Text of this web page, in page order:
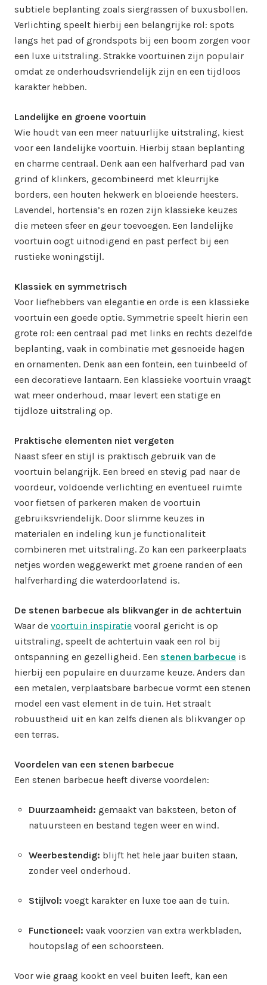
subtiele beplanting zoals siergrassen of buxusbollen.
Verlichting speelt hierbij een belangrijke rol: spots
langs het pad of grondspots bij een boom zorgen voor
een luxe uitstraling. Strakke voortuinen zijn populair
omdat ze onderhoudsvriendelijk zijn en een tijdloos
karakter hebben.
Landelijke en groene voortuin
Wie houdt van een meer natuurlijke uitstraling, kiest
voor een landelijke voortuin. Hierbij staan beplanting
en charme centraal. Denk aan een halfverhard pad van
grind of klinkers, gecombineerd met kleurrijke
borders, een houten hekwerk en bloeiende heesters.
Lavendel, hortensia’s en rozen zijn klassieke keuzes
die meteen sfeer en geur toevoegen. Een landelijke
voortuin oogt uitnodigend en past perfect bij een
rustieke woningstijl.
Klassiek en symmetrisch
Voor liefhebbers van elegantie en orde is een klassieke
voortuin een goede optie. Symmetrie speelt hierin een
grote rol: een centraal pad met links en rechts dezelfde
beplanting, vaak in combinatie met gesnoeide hagen
en ornamenten. Denk aan een fontein, een tuinbeeld of
een decoratieve lantaarn. Een klassieke voortuin vraagt
wat meer onderhoud, maar levert een statige en
tijdloze uitstraling op.
Praktische elementen niet vergeten
Naast sfeer en stijl is praktisch gebruik van de
voortuin belangrijk. Een breed en stevig pad naar de
voordeur, voldoende verlichting en eventueel ruimte
voor fietsen of parkeren maken de voortuin
gebruiksvriendelijk. Door slimme keuzes in
materialen en indeling kun je functionaliteit
combineren met uitstraling. Zo kan een parkeerplaats
netjes worden weggewerkt met groene randen of een
halfverharding die waterdoorlatend is.
De stenen barbecue als blikvanger in de achtertuin
Waar de voortuin inspiratie vooral gericht is op
uitstraling, speelt de achtertuin vaak een rol bij
ontspanning en gezelligheid. Een stenen barbecue is
hierbij een populaire en duurzame keuze. Anders dan
een metalen, verplaatsbare barbecue vormt een stenen
model een vast element in de tuin. Het straalt
robuustheid uit en kan zelfs dienen als blikvanger op
een terras.
Voordelen van een stenen barbecue
Een stenen barbecue heeft diverse voordelen:
Duurzaamheid: gemaakt van baksteen, beton of
natuursteen en bestand tegen weer en wind.
Weerbestendig: blijft het hele jaar buiten staan,
zonder veel onderhoud.
Stijlvol: voegt karakter en luxe toe aan de tuin.
Functioneel: vaak voorzien van extra werkbladen,
houtopslag of een schoorsteen.
Voor wie graag kookt en veel buiten leeft, kan een